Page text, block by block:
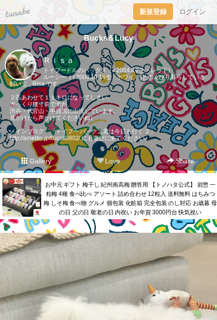
tuna.be 新規登録 ログイン
Bucks＆Lucy
Ｒｉｓａ
トイプードルのバックス（♂2004.8.2生・レッド）
ルーシー（♀2008.10.18生・ホワイト)とのんびり暮らしている
飼い主 Risa です。
２匹あわせて１１キロになってしまい、
ぎっくり腰寸前ですが、
渋谷・代官山・中目黒に出没しています。
見かけたら声かけてくださいね♪
メインブログ 「トイプー バックス君は今日も行く ２」
http://ameblo.jp/bucsk0802/にも遊びに来てください♪
Gallery Love Share
お中元 ギフト 梅干し 紀州南高梅 贈答用 【トノハタ公式】 岩惣 一
粒梅 4種 食べ比べ アソート 詰め合わせ 12粒入 送料無料 はちみつ
梅 しそ梅 食べ物 グルメ 個包装 化粧箱 完全包装 のし対応 お歳暮 母
の日 父の日 敬老の日 内祝い お年賀 3000円台 快気祝い